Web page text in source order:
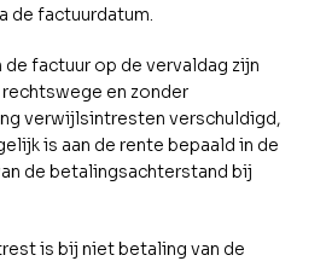
de factuurdatum.
factuur op de vervaldag zijn
en zonder
verwijlsintresten verschuldigd,
is aan de rente bepaald in de
de betalingsachterstand bij
is bij niet betaling van de